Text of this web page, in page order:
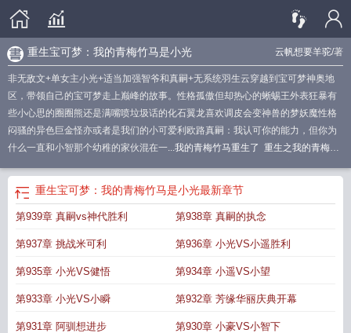
云帆想要羊驼/著
重生宝可梦：我的青梅竹马是小光
非无敌文+单女主小光+适当加强智爷和真嗣+无系统羽生云穿越到宝可梦神奥地
区，带领自己的宝可梦走上巅峰的故事。性格孤傲但却热心的蜥蜴王外表狂暴有
些小心思的圈圈熊还是满嘴喷垃圾话的化石翼龙喜欢调皮会变神兽的梦妖魔性格
闷骚的异色巨金怪亦或者是我们的小可爱利欧路真嗣：我认可你的能力，但你为
什么一直和小智那个幼稚的家伙混在一...我的青梅竹马重生了 重生之我的青梅竹
重生之我的青梅竹马 重生宝可梦我的青梅竹马是小光 云帆想要羊驼
可梦
马是小光 作重生宝可梦的重生之我的青梅竹马喜欢我重生 我的青梅竹马太黏
青梅竹马是小光280 神奇宝贝之青梅竹马重生我的青梅竹马实在太甜了
的青梅竹马是冰冰重生宝可梦我的青梅竹马是小光语音宝可梦青梅是透子
TXT重生超甜我的青梅竹马是病娇
重生宝可梦：我的青梅竹马是小光最新章节
第939章 真嗣vs神代胜利 第938章 真嗣的执念
第937章 挑战米可利 第936章 小光VS小遥胜利
第935章 小光VS健悟 第934章 小遥VS小望
第933章 小光VS小瞬 第932章 芳缘华丽庆典开幕
第931章 阿驯想进步 第930章 小豪VS小智下